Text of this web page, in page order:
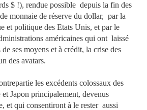
$ !), rendue possible depuis la fin des
monnaie de réserve du dollar, par la
et politique des Etats Unis, et par le
américaines qui ont laissé
ses moyens et à crédit, la crise des
des avatars.
les excédents colossaux des
Japon principalement, devenus
et qui consentiront à le rester aussi